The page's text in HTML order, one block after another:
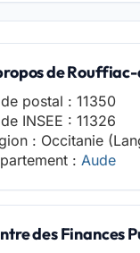
de
postal : 11350
INSEE : 11326
: Occitanie
: Aude
des Finances